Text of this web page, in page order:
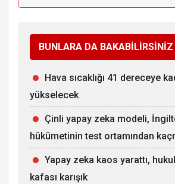
BUNLARA DA BAKABİLİRSİNİZ
Hava sıcaklığı 41 dereceye
yükselecek
Çinli yapay zeka modeli,
hükümetinin test ortamından
Yapay zeka kaos yarattı,
kafası karışık